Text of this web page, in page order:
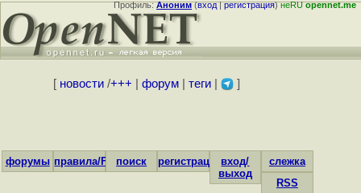
Профиль:Аноним(вход|регистрация)неRUopennet.me
[ новости/+++ форум| теги| ]
форумы правила/FAQпоиск регистрациявход/
выход
слежка
RSS